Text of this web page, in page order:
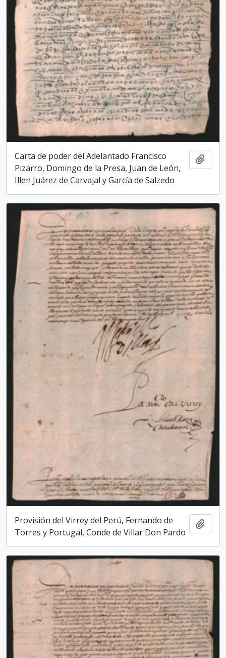
Carta de poder del Adelantado Francisco
Pizarro, Domingo de la Presa, Juan de León,
Illen Juárez de Carvajal y García de Salzedo
Provisión del Virrey del Perú, Fernando de
Torres y Portugal, Conde de Villar Don Pardo